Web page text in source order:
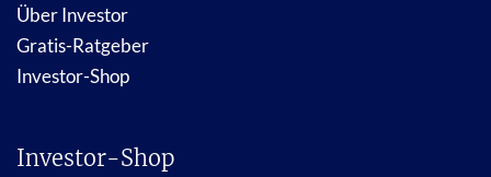
Über Investor
Gratis-Ratgeber
Investor-Shop
Investor-Shop